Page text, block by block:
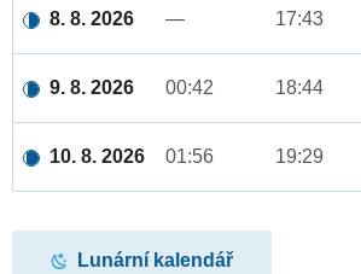
8. 8. 2026 — 17:43
9. 8. 2026 00:42 18:44
10. 8. 2026 01:56 19:29
Lunární kalendář